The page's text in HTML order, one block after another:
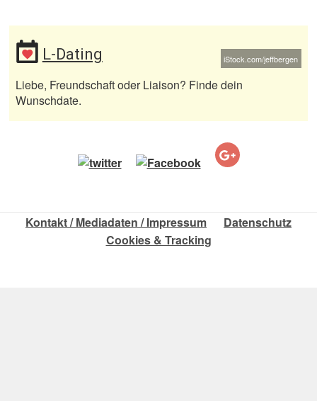
L-Dating iStock.com/jeffbergen
Liebe, Freundschaft oder Liaison? Finde dein
Wunschdate.
Kontakt / Mediadaten / Impressum
Datenschutz
Cookies & Tracking